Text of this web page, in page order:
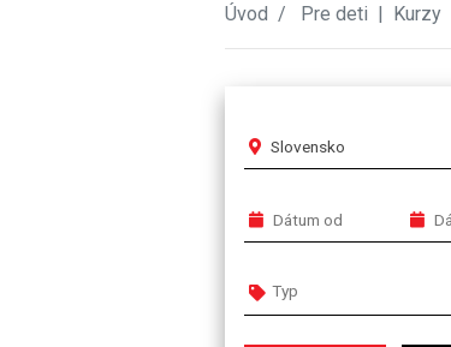
Úvod Pre deti | Kurzy
Slovensko